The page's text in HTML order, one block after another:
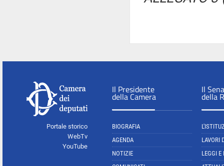
Portale storico
WebTv
YouTube
Il Presidente
della Camera
BIOGRAFIA
AGENDA
NOTIZIE
Il
della
LAVORI
LEGGI E